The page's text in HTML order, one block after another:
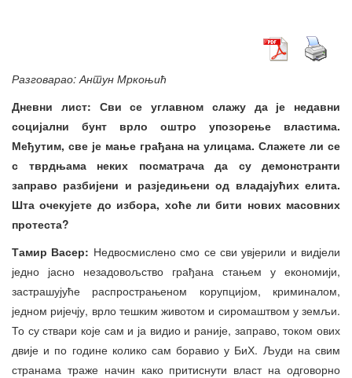
Разговарао: Антун Мркоњић
Дневни лист: Сви се углавном слажу да је недавни
социјални бунт врло оштро упозорење властима.
Међутим, све је мање грађана на улицама. Слажете ли се
с тврдњама неких посматрача да су демонстранти
заправо разбијени и разједињени од владајућих елита.
Шта очекујете до избора, хоће ли бити нових масовних
протеста?
Тамир Васер: Недвосмислено смо се сви увјерили и видјели
једно јасно незадовољство грађана стањем у економији,
застрашујуће распрострањеном корупцијом, криминалом,
једном ријечју, врло тешким животом и сиромаштвом у земљи.
То су ствари које сам и ја видио и раније, заправо, током ових
двије и по године колико сам боравио у БиХ. Људи на свим
странама траже начин како притиснути власт на одговорно